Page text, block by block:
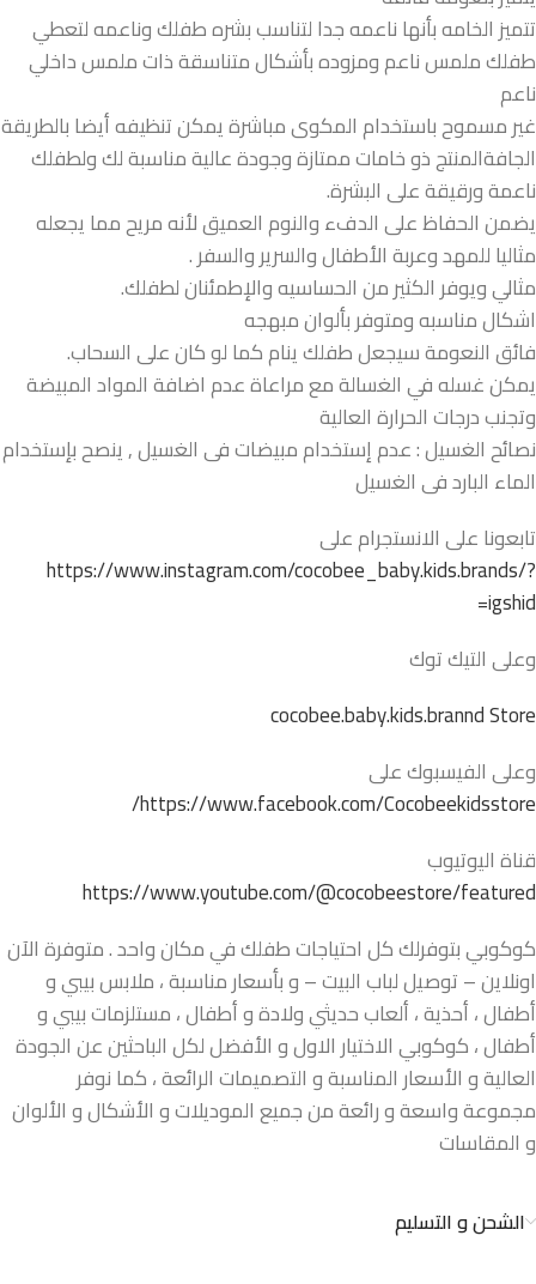
تتميز الخامه بأنها ناعمه جدا لتناسب بشره طفلك وناعمه لتعطي
طفلك ملمس ناعم ومزوده بأشكال متناسقة ذات ملمس داخلي
ناعم
غير مسموح باستخدام المكوى مباشرة يمكن تنظيفه أيضا بالطريقة
الجافةالمنتج ذو خامات ممتازة وجودة عالية مناسبة لك ولطفلك
ناعمة ورقيقة على البشرة.
يضمن الحفاظ على الدفء والنوم العميق لأنه مريح مما يجعله
مثاليا للمهد وعربة الأطفال والسرير والسفر .
مثالي ويوفر الكثير من الحساسيه والإطمئنان لطفلك.
اشكال مناسبه ومتوفر بألوان مبهجه
فائق النعومة سيجعل طفلك ينام كما لو كان على السحاب.
يمكن غسله في الغسالة مع مراعاة عدم اضافة المواد المبيضة
وتجنب درجات الحرارة العالية
نصائح الغسيل : عدم إستخدام مبيضات فى الغسيل , ينصح بإستخدام
الماء البارد فى الغسيل
تابعونا على الانستجرام على
https://www.instagram.com/cocobee_baby.kids.brands/?
igshid=
وعلى التيك توك
cocobee.baby.kids.brannd Store
وعلى الفيسبوك على
https://www.facebook.com/Cocobeekidsstore/
قناة اليوتيوب
https://www.youtube.com/@cocobeestore/featured
كوكوبي بتوفرلك كل احتياجات طفلك في مكان واحد . متوفرة الآن
اونلاين – توصيل لباب البيت – و بأسعار مناسبة ، ملابس بيبي و
أطفال ، أحذية ، ألعاب حديثي ولادة و أطفال ، مستلزمات بيبي و
أطفال ، كوكوبي الاختيار الاول و الأفضل لكل الباحثين عن الجودة
العالية و الأسعار المناسبة و التصميمات الرائعة ، كما نوفر
مجموعة واسعة و رائعة من جميع الموديلات و الأشكال و الألوان
و المقاسات
الشحن و التسليم